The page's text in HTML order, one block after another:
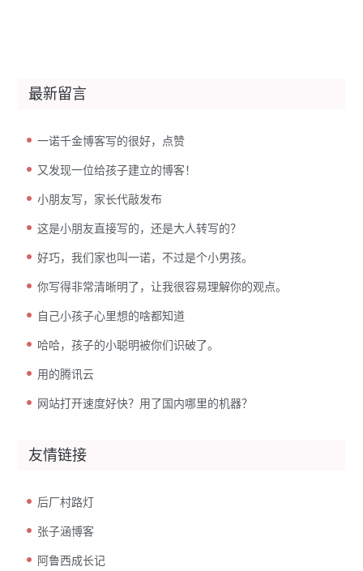
最新留言
一诺千金博客写的很好，点赞
又发现一位给孩子建立的博客！
小朋友写，家长代敲发布
这是小朋友直接写的，还是大人转写的？
好巧，我们家也叫一诺，不过是个小男孩。
你写得非常清晰明了，让我很容易理解你的观点。
自己小孩子心里想的啥都知道
哈哈，孩子的小聪明被你们识破了。
用的腾讯云
网站打开速度好快？用了国内哪里的机器？
友情链接
后厂村路灯
张子涵博客
阿鲁西成长记